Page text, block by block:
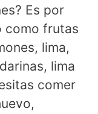
Es por
como frutas
lima,
lima
comer